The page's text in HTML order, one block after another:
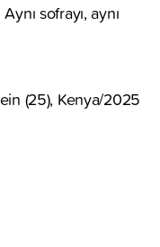
sofrayı, aynı
(25), Kenya/2025